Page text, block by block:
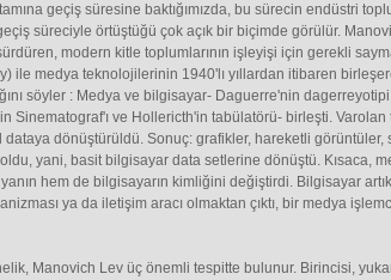
geçiş süresine baktığımızda, bu sürecin endüstri
süreciyle örtüştüğü çok açık bir biçimde görülür.
modern kitle toplumlarının işleyişi için gerekli
ile medya teknolojilerinin 1940'lı yıllardan itibaren
söyler : Medya ve bilgisayar- Daguerre'nin
Sinematograf'ı ve Hollericth'in tabülatörü- birleşti.
dataya dönüştürüldü. Sonuç: grafikler, hareketli görüntüler,
yani, basit bilgisayar data setlerine dönüştü. Kısaca,
hem de bilgisayarın kimliğini değiştirdi. Bilgisayar
ya da iletişim aracı olmaktan çıktı, bir medya
Manovich Lev üç önemli tespitte bulunur. Birincisi,